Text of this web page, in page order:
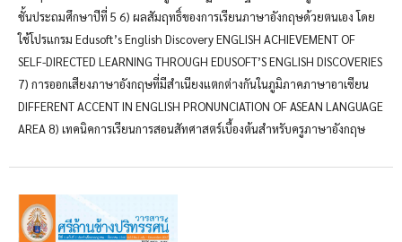
ชั้นประถมศึกษาปีที่ 5 6) ผลสัมฤทธิ์ของการเรียนภาษาอังกฤษด้วยตนเอง โดย
ใช้โปรแกรม Edusoft’s English Discovery ENGLISH ACHIEVEMENT OF
SELF-DIRECTED LEARNING THROUGH EDUSOFT’S ENGLISH DISCOVERIES
7) การออกเสียงภาษาอังกฤษที่มีสำเนียงแตกต่างกันในภูมิภาคภาษาอาเซียน
DIFFERENT ACCENT IN ENGLISH PRONUNCIATION OF ASEAN LANGUAGE
AREA 8) เทคนิคการเรียนการสอนสัทศาสตร์เบื้องต้นสำหรับครูภาษาอังกฤษ